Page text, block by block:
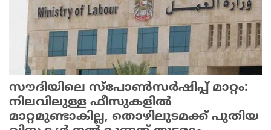
സൗദിയിലെ സ്‌പോണ്‍സര്‍ഷിപ്പ് മാറ്റം:
നിലവിലുള്ള ഫീസുകളില്‍
മാറ്റമുണ്ടാകില്ല, തൊഴിലുടമക്ക് പുതിയ